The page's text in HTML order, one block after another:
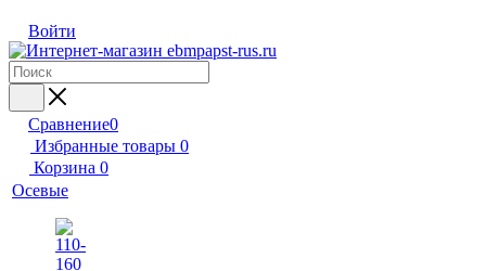
Войти
Сравнение0
Избранные товары 0
Корзина 0
Осевые